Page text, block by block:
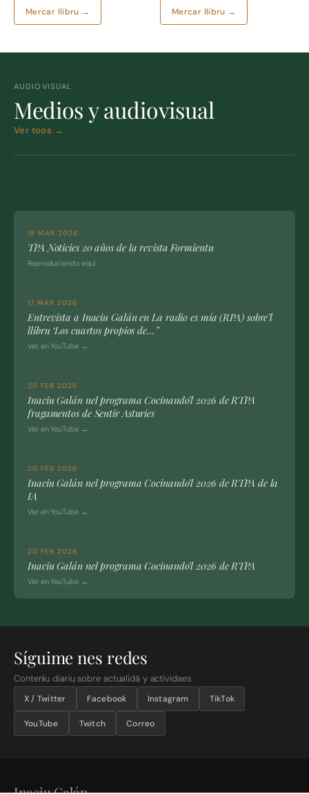
Mercar llibru → Mercar llibru →
AUDIOVISUAL
Medios y audiovisual
Ver toos →
18 MAR 2026
TPA Noticies 20 años de la revista Formientu
Reproduciendo equí
17 MAR 2026
Entrevista a Inaciu Galán en La radio es mía (RPA) sobre’l
llibru ‘Los cuartos propios de…”
Ver en YouTube →
20 FEB 2026
Inaciu Galán nel programa Cocinando’l 2026 de RTPA
fragamentos de Sentir Asturies
Ver en YouTube →
20 FEB 2026
Inaciu Galán nel programa Cocinando’l 2026 de RTPA de la
IA
Ver en YouTube →
20 FEB 2026
Inaciu Galán nel programa Cocinando’l 2026 de RTPA
Ver en YouTube →
Síguime nes redes
Conteníu diariu sobre actualidá y actividaes
X / Twitter Facebook Instagram TikTok
YouTube Twitch Correo